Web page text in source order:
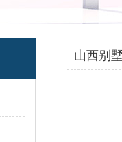
山西别